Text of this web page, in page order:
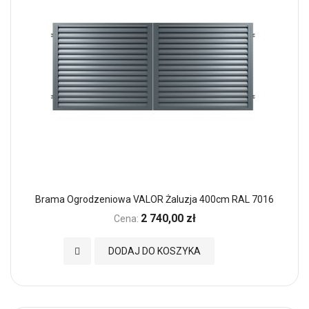
Brama Ogrodzeniowa VALOR Żaluzja 400cm RAL 7016
Cena: 2 740,00 zł
DODAJ DO KOSZYKA
Dodaj do Ulubionych